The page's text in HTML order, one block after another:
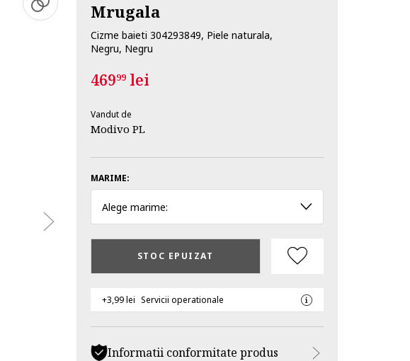
Mrugala
Cizme baieti 304293849, Piele naturala,
Negru, Negru
46999lei
Vandut de
Modivo PL
MARIME:
Alege marime:
STOC EPUIZAT
+3,99 lei Servicii operationale
Informatii conformitate produs